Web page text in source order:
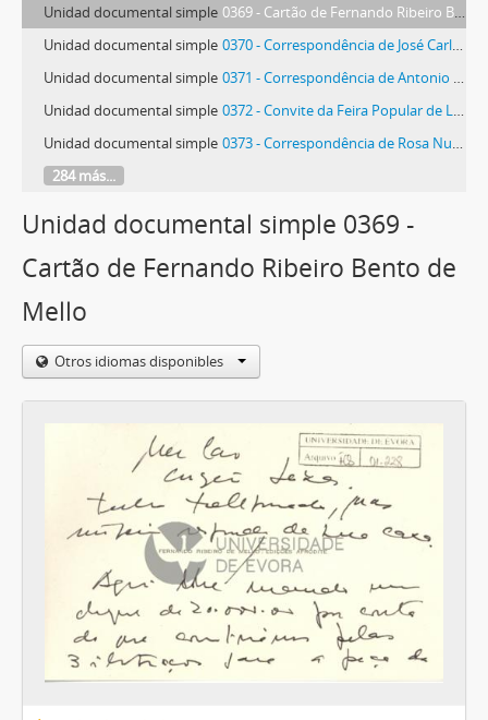
Unidad documental simple 0369 - Cartão de Fernando Ribeiro Bento de Mello
Unidad documental simple 0370 - Correspondência de José Carlos Melo
Unidad documental simple 0371 - Correspondência de Antonio Menendez
Unidad documental simple 0372 - Convite da Feira Popular de Lisboa, Mercado de Artesanato
Unidad documental simple 0373 - Correspondência de Rosa Nunes Bilelo de Mesquita
284 más...
Unidad documental simple 0369 -
Cartão de Fernando Ribeiro Bento de
Mello
Otros idiomas disponibles